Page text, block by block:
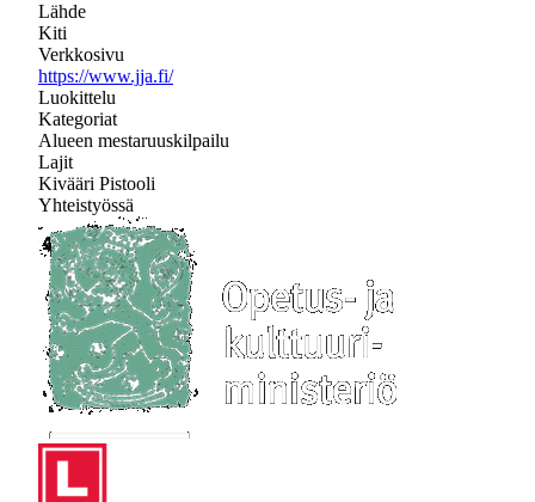
Lähde
Kiti
Verkkosivu
https://www.jja.fi/
Luokittelu
Kategoriat
Alueen mestaruuskilpailu
Lajit
Kivääri Pistooli
Yhteistyössä